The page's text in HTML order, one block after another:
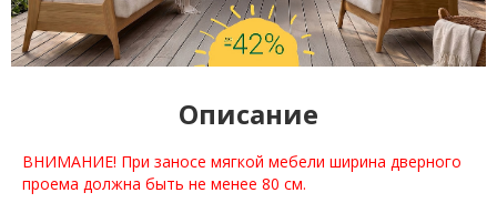
Описание
ВНИМАНИЕ! При заносе мягкой мебели ширина дверного
проема должна быть не менее 80 см.